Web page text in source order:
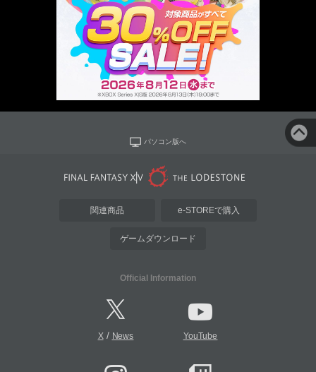
パソコン版へ
関連商品 e-STOREで購入
ゲームダウンロード
Official Information
X/ News YouTube